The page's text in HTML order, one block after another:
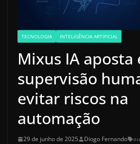
TECNOLOGIA INTELIGÊNCIA ARTIFICIAL
Mixus IA aposta
supervisão
evitar riscos na
automação
29 de junho de 2025 Diogo Fernando